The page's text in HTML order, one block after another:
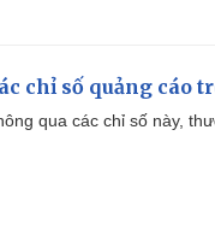
chỉ số quảng cáo
qua các chỉ số này,